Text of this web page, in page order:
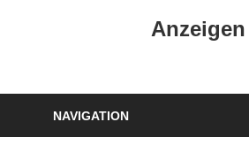
Anzeigen
NAVIGATION